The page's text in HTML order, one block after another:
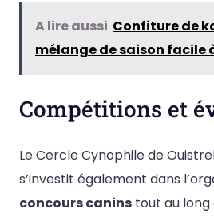
A lire aussi Confiture de
mélange de saison facile
Compétitions et
Le Cercle Cynophile de
s’investit également dans
concours canins tout au long